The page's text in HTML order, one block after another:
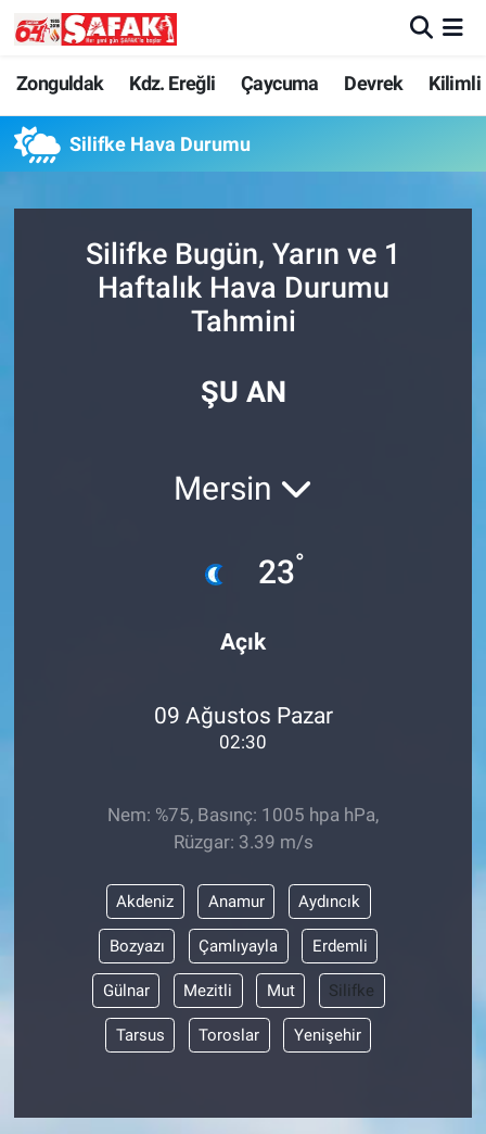
Zonguldak Kdz. Ereğli Çaycuma Devrek Kilimli
Silifke Hava Durumu
Silifke Bugün, Yarın ve 1
Haftalık Hava Durumu
Tahmini
ŞU AN
Mersin
23°
Açık
09 Ağustos Pazar
02:30
Nem: %75, Basınç: 1005 hpa hPa,
Rüzgar: 3.39 m/s
Akdeniz Anamur Aydıncık
Bozyazı Çamlıyayla Erdemli
Gülnar Mezitli Mut Silifke
Tarsus Toroslar Yenişehir
Zonguldak
Kdz. Ereğli
Devrek
Kilimli
Zonguldak Nöbetçi Eczaneler
Zonguldak Hava Durumu
Zonguldak Trafik Yoğunluk Haritası
Süper Lig Puan Durumu ve Fikstür
Son Dakika Haberleri